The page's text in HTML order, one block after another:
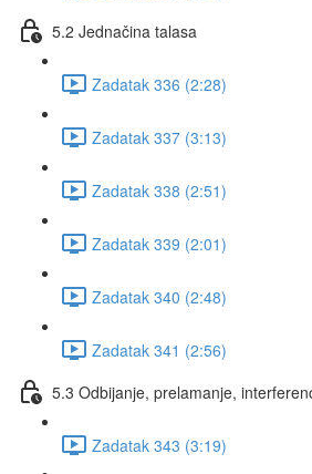
5.2 Jednačina talasa
Zadatak 336 (2:28)
Zadatak 337 (3:13)
Zadatak 338 (2:51)
Zadatak 339 (2:01)
Zadatak 340 (2:48)
Zadatak 341 (2:56)
5.3 Odbijanje, prelamanje,
Zadatak 343 (3:19)